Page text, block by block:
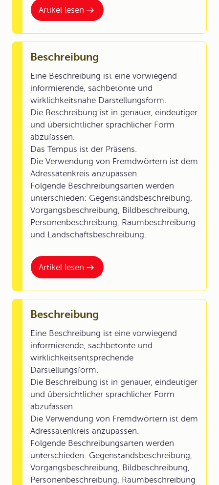
Artikel lesen
Artikel lesen
Beschreibung
Eine Beschreibung ist eine vorwiegend
informierende, sachbetonte und
wirklichkeitsnahe Darstellungsform.
Die Beschreibung ist in genauer, eindeutiger
und übersichtlicher sprachlicher Form
abzufassen.
Das Tempus ist der Präsens.
Die Verwendung von Fremdwörtern ist dem
Adressatenkreis anzupassen.
Folgende Beschreibungsarten werden
unterschieden: Gegenstandsbeschreibung,
Vorgangsbeschreibung, Bildbeschreibung,
Personenbeschreibung, Raumbeschreibung
und Landschaftsbeschreibung.
Beschreibung
Eine Beschreibung ist eine vorwiegend
informierende, sachbetonte und
wirklichkeitsentsprechende
Darstellungsform.
Die Beschreibung ist in genauer, eindeutiger
und übersichtlicher sprachlicher Form
abzufassen.
Die Verwendung von Fremdwörtern ist dem
Adressatenkreis anzupassen.
Folgende Beschreibungsarten werden
unterschieden: Gegenstandsbeschreibung,
Vorgangsbeschreibung, Bildbeschreibung,
Personenbeschreibung, Raumbeschreibung